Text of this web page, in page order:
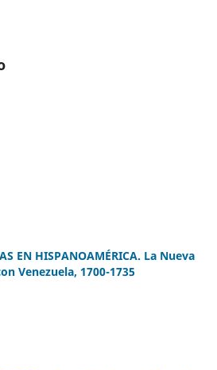
EN HISPANOAMÉRICA. La Nueva
Venezuela, 1700-1735